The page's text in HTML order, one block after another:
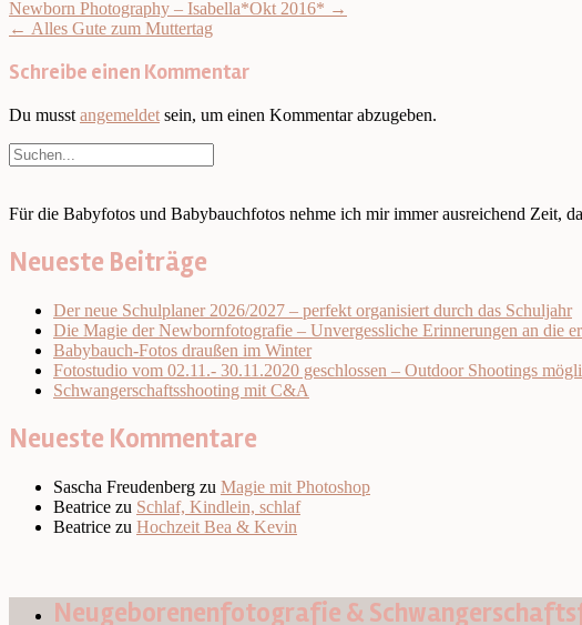
Post
navigation
Newborn Photography – Isabella*Okt 2016* →
← Alles Gute zum Muttertag
Schreibe einen Kommentar
Du musst angemeldet sein, um einen Kommentar abzugeben.
Für die Babyfotos und Babybauchfotos nehme ich mir immer ausreichend Zeit,
Neueste Beiträge
Der neue Schulplaner 2026/2027 – perfekt organisiert durch das Schuljahr
Die Magie der Newbornfotografie – Unvergessliche Erinnerungen an die
Babybauch-Fotos draußen im Winter
Fotostudio vom 02.11.- 30.11.2020 geschlossen – Outdoor Shootings
Schwangerschaftsshooting mit C&A
Neueste Kommentare
Sascha Freudenberg zu Magie mit Photoshop
Beatrice zu Schlaf, Kindlein, schlaf
Beatrice zu Hochzeit Bea & Kevin
Neugeborenenfotografie &